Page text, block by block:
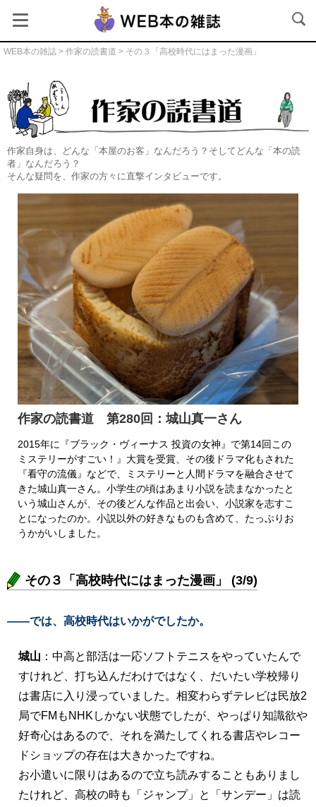
WEB本の雑誌 > 作家の読書道 > その３「高校時代にはまった漫画」
作家の読書道本文
作家自身は、どんな「本屋のお客」なんだろう？そしてどんな「本の読
者」なんだろう？
そんな疑問を、作家の方々に直撃インタビューです。
作家の読書道 第280回：城山真一さん
2015年に『ブラック・ヴィーナス 投資の女神』で第14回この
ミステリーがすごい！』大賞を受賞、その後ドラマ化もされた
『看守の流儀』などで、ミステリーと人間ドラマを融合させて
きた城山真一さん。小学生の頃はあまり小説を読まなかったと
いう城山さんが、その後どんな作品と出会い、小説家を志すこ
とになったのか。小説以外の好きなものも含めて、たっぷりお
うかがいしました。
その３「高校時代にはまった漫画」 (3/9)
――では、高校時代はいかがでしたか。
城山 ：中高と部活は一応ソフトテニスをやっていたんで
すけれど、打ち込んだわけではなく、だいたい学校帰り
は書店に入り浸っていました。相変わらずテレビは民放2
局でFMもNHKしかない状態でしたが、やっぱり知識欲や
好奇心はあるので、それを満たしてくれる書店やレコー
ドショップの存在は大きかったですね。
お小遣いに限りはあるので立ち読みすることもありまし
たけれど、高校の時も「ジャンプ」と「サンデー」は読